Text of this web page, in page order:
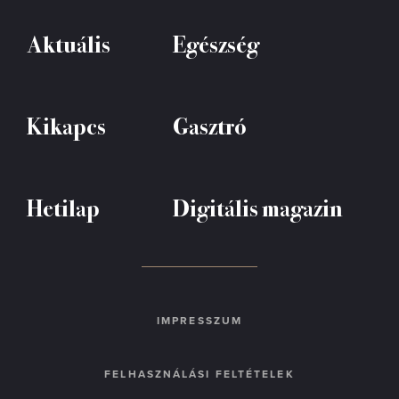
Aktuális Egészség
Kikapcs Gasztró
Hetilap Digitális magazin
IMPRESSZUM
FELHASZNÁLÁSI FELTÉTELEK